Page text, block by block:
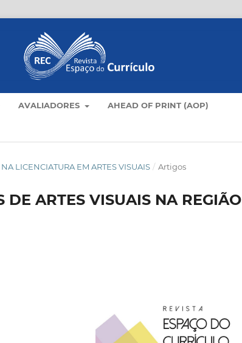
AVALIADORES AHEAD OF PRINT (AOP)
LICENCIATURA EM ARTES VISUAIS / Artigos
DE ARTES VISUAIS NA REGIÃO